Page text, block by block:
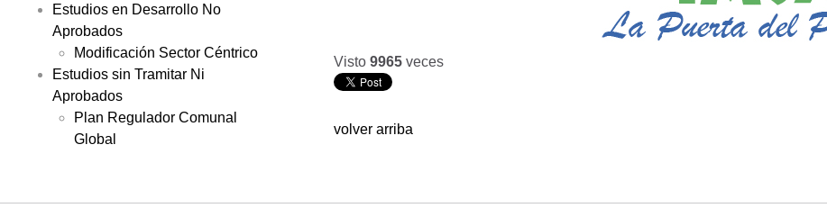
Estudios en Desarrollo No
Aprobados
Modificación Sector Céntrico
Estudios sin Tramitar Ni
Aprobados
Plan Regulador Comunal
Global
Visto 9965 veces
volver arriba